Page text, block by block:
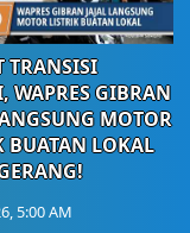
TRANSISI
WAPRES GIBRAN
MOTOR
BUATAN LOKAL
5:00 AM